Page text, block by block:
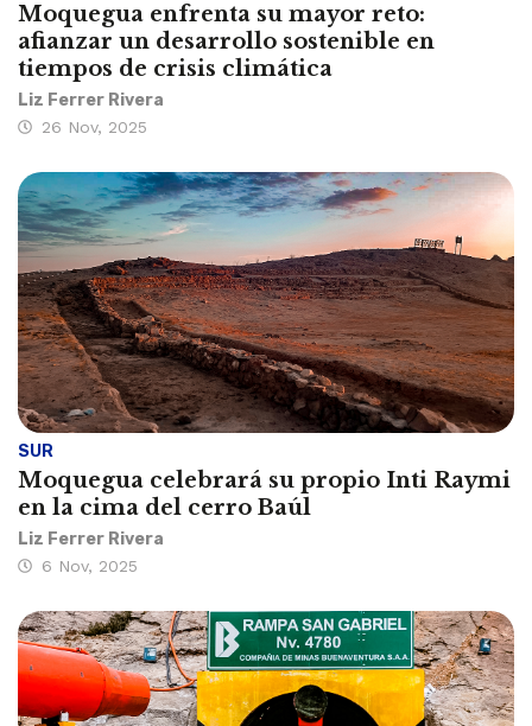
Moquegua enfrenta su mayor reto:
afianzar un desarrollo sostenible en
tiempos de crisis climática
Liz Ferrer Rivera
26 Nov, 2025
SUR
Moquegua celebrará su propio Inti Raymi
en la cima del cerro Baúl
Liz Ferrer Rivera
6 Nov, 2025